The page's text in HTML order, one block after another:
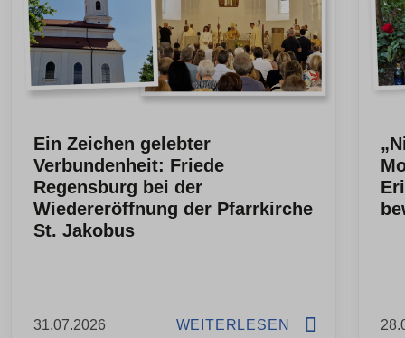
Ein Zeichen gelebter
Verbundenheit: Friede
Regensburg bei der
Wiedereröffnung der Pfarrkirche
St. Jakobus
31.07.2026 WEITERLESEN